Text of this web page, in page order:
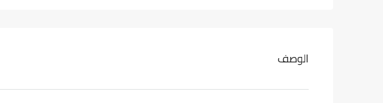
الوصف